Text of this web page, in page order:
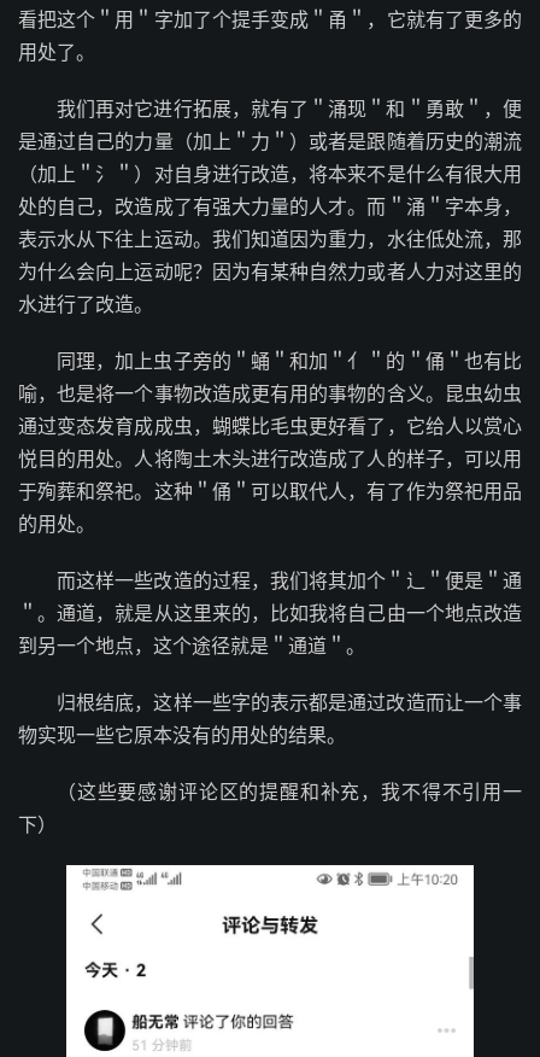
看把这个＂用＂字加了个提手变成＂甬＂，它就有了更多的
用处了。
我们再对它进行拓展，就有了＂涌现＂和＂勇敢＂，便
是通过自己的力量（加上＂力＂）或者是跟随着历史的潮流
（加上＂氵＂）对自身进行改造，将本来不是什么有很大用
处的自己，改造成了有强大力量的人才。而＂涌＂字本身，
表示水从下往上运动。我们知道因为重力，水往低处流，那
为什么会向上运动呢？因为有某种自然力或者人力对这里的
水进行了改造。
同理，加上虫子旁的＂蛹＂和加＂亻＂的＂俑＂也有比
喻，也是将一个事物改造成更有用的事物的含义。昆虫幼虫
通过变态发育成成虫，蝴蝶比毛虫更好看了，它给人以赏心
悦目的用处。人将陶土木头进行改造成了人的样子，可以用
于殉葬和祭祀。这种＂俑＂可以取代人，有了作为祭祀用品
的用处。
而这样一些改造的过程，我们将其加个＂辶＂便是＂通
＂。通道，就是从这里来的，比如我将自己由一个地点改造
到另一个地点，这个途径就是＂通道＂。
归根结底，这样一些字的表示都是通过改造而让一个事
物实现一些它原本没有的用处的结果。
（这些要感谢评论区的提醒和补充，我不得不引用一
下）